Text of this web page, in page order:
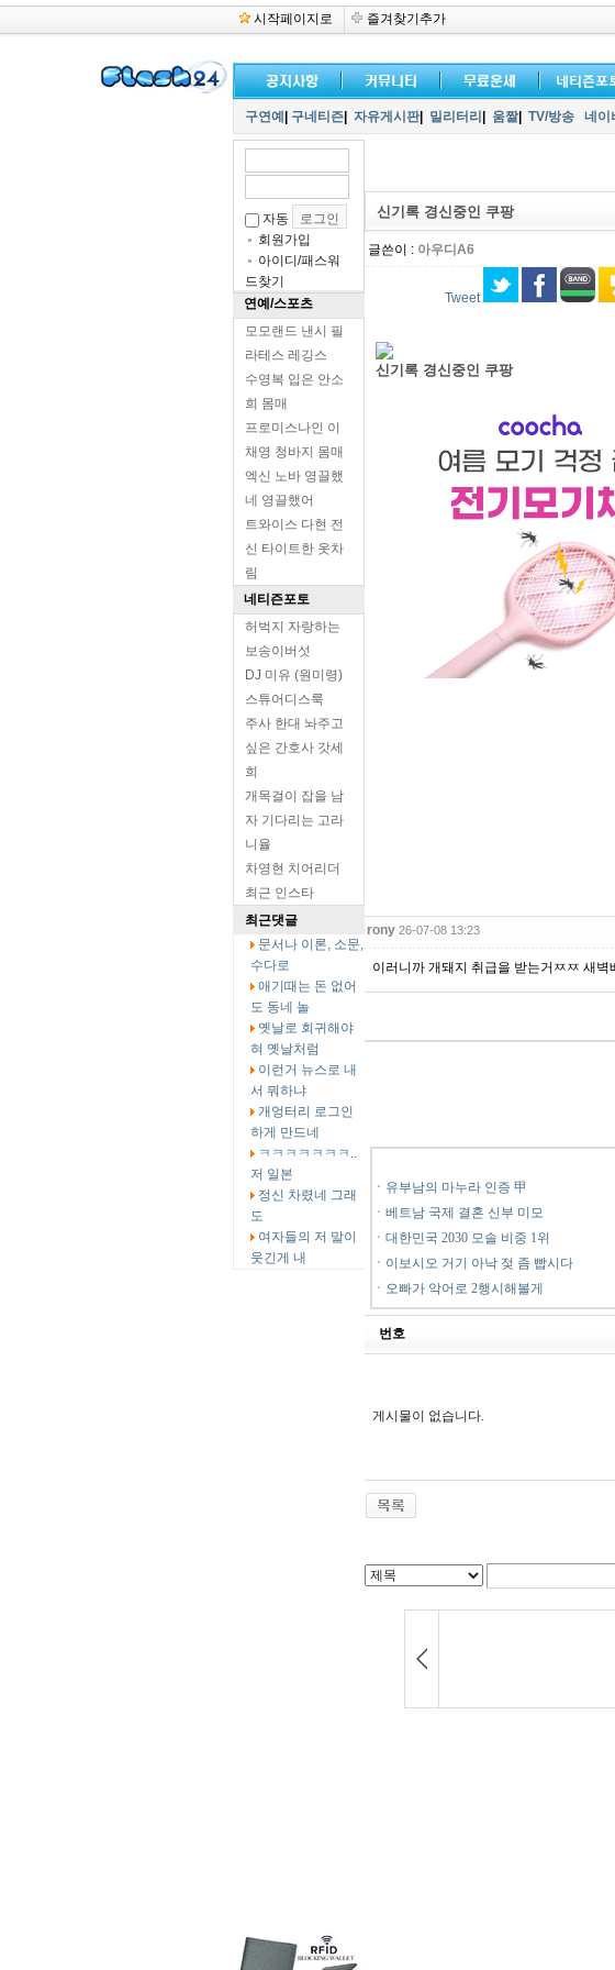
시작페이지로 즐겨찾기추가
구연예 구네티즌 자유게시판| 밀리터리 움짤| TV/방송 네이
자동
회원가입
아이디/패스워
드찾기
연예/스포츠
모모랜드 낸시 필
라테스 레깅스
수영복 입은 안소
희 몸매
프로미스나인 이
채영 청바지 몸매
엑신 노바 영끌했
네 영끌했어
트와이스 다현 전
신 타이트한 옷차
림
네티즌포토
허벅지 자랑하는
보송이버섯
DJ 미유 (원미령)
스튜어디스룩
주사 한대 놔주고
싶은 간호사 갓세
희
개목걸이 잡을 남
자 기다리는 고라
니율
차영현 치어리더
최근 인스타
최근댓글
문서나 이론, 소문,
수다로
애기때는 돈 없어
도 동네 놀
옛날로 회귀해야
혀 옛날처럼
이런거 뉴스로 내
서 뭐하냐
개엉터리 로그인
하게 만드네
ㅋㅋㅋㅋㅋㅋㅋ..
저 일본
정신 차렸네 그래
도
여자들의 저 말이
웃긴게 내
신기록 경신중인 쿠팡
글쓴이 : 아우디A6
Tweet
신기록 경신중인 쿠팡
rony 26-07-08 13:23
이러니까 개돼지 취급을 받는거ㅉㅉ 새
ㆍ 유부남의 마누라 인증 甲
ㆍ 베트남 국제 결혼 신부 미모
ㆍ 대한민국 2030 모솔 비중 1위
ㆍ 이보시오 거기 아낙 젖 좀 빱시다
ㆍ 오빠가 악어로 2행시해볼게
번호
게시물이 없습니다.